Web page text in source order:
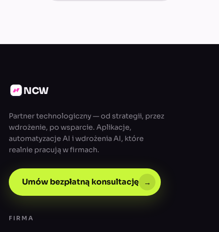
NCW
Partner technologiczny — od strategii, przez
wdrożenie, po wsparcie. Aplikacje,
automatyzacje AI i wdrożenia AI, które
realnie pracują w firmach.
Umów bezpłatną konsultację →
FIRMA